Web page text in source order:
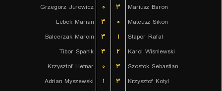
Grzegorz Jurowicz
۰ ۳
Mariusz Baron
Lebek Marian
۳ ۰
Mateusz Sikon
Balcerzak Marcin
۳ ۱
Stapor Rafal
Tibor Spanik
۳ ۲
Karol Wisniewski
Krzysztof Hetnar
۰ ۳
Szostok Sebastian
Adrian Myszewski
۱ ۳
Krzysztof Kotyl